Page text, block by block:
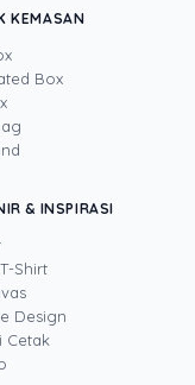
lebih dari
disiplin
dan kemasan
control), digital
dan AI. Ia
dari lantai
menghitung
KEMASAN
Box
& INSPIRASI
Shirt
Design
Cetak